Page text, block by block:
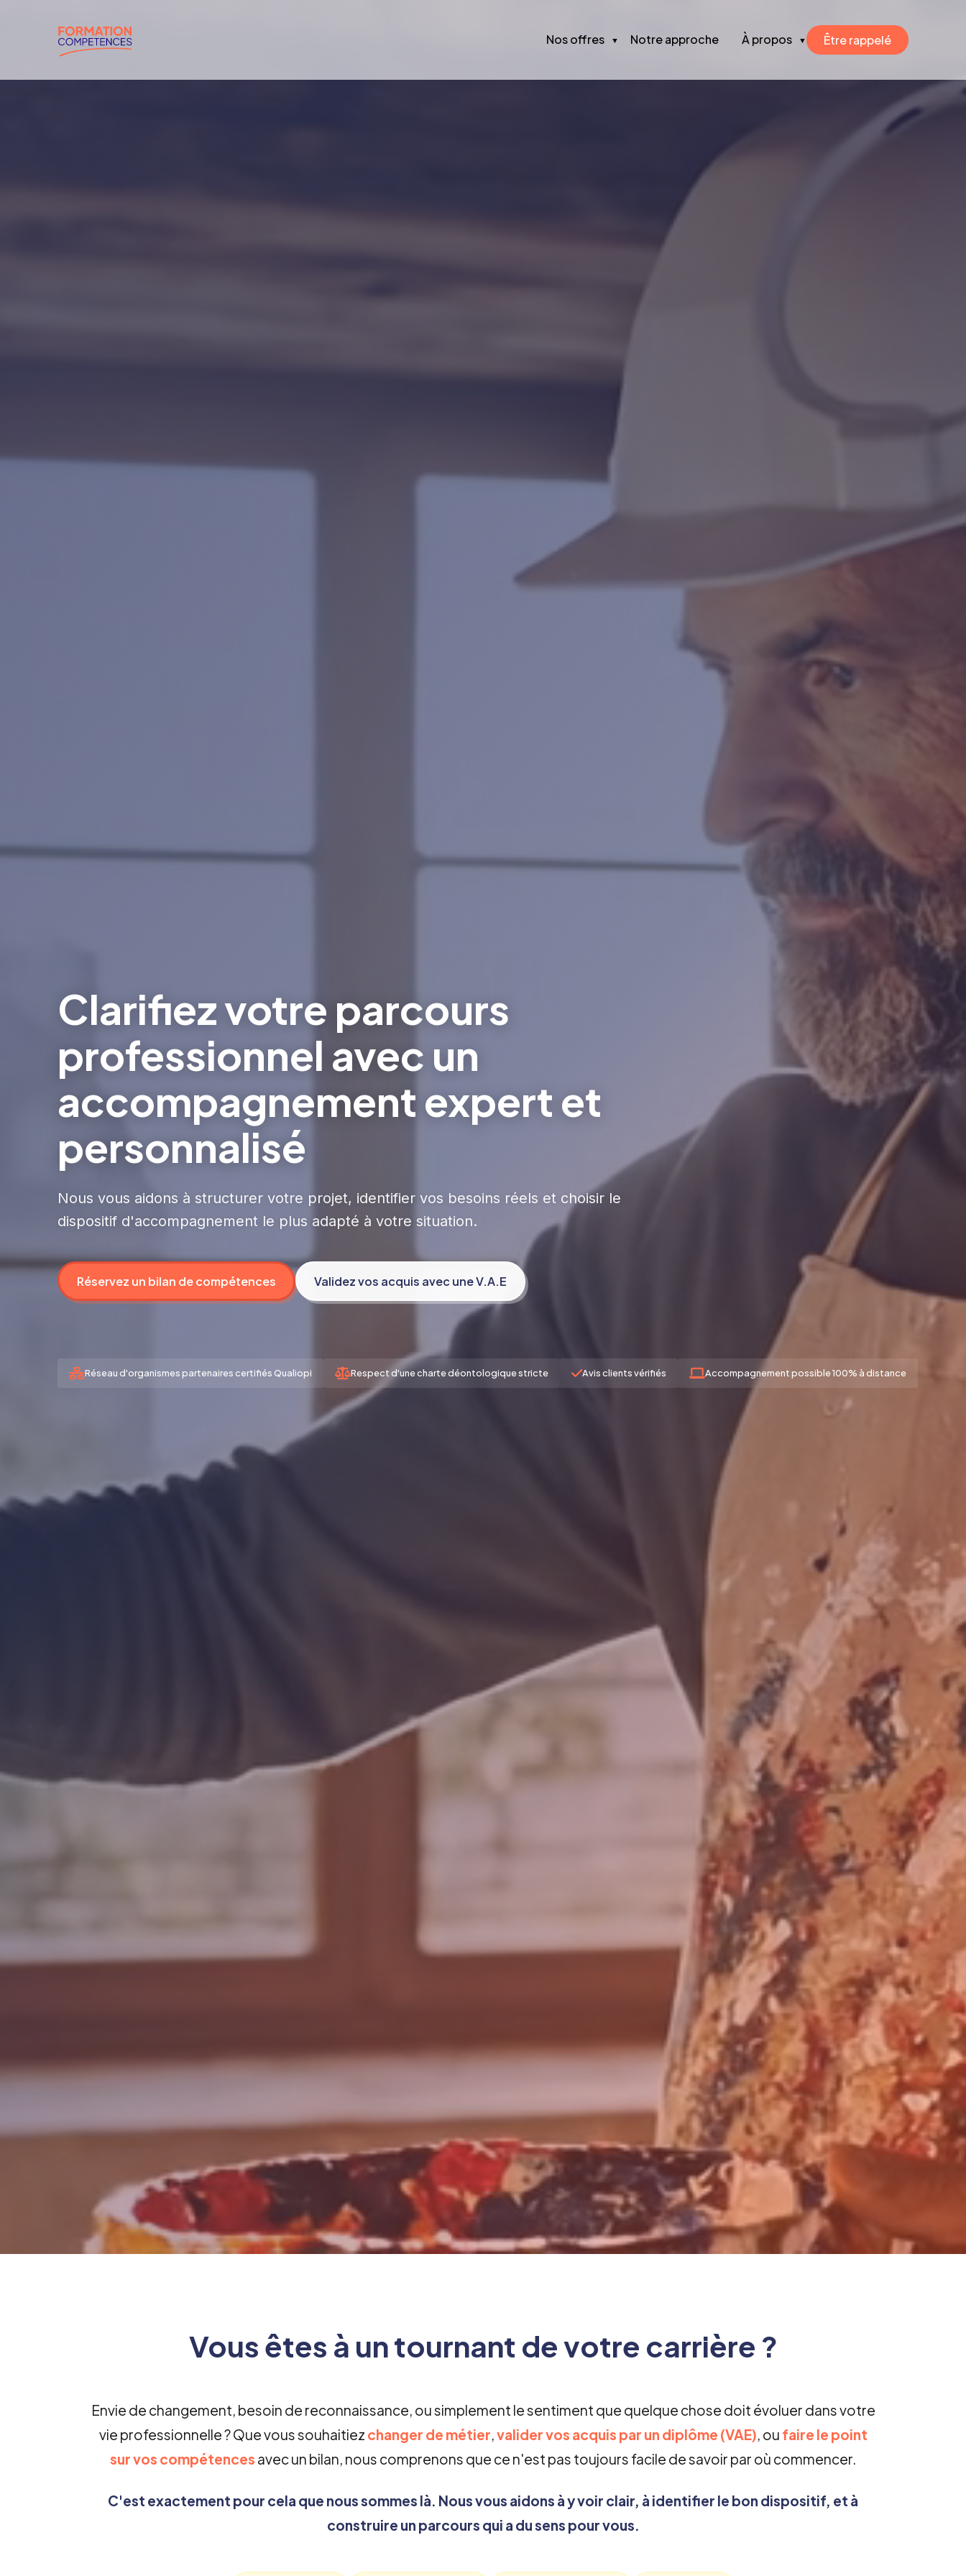
Nos offres Notre approche À propos Être rappelé
Clarifiez votre parcours
professionnel avec un
accompagnement expert et
personnalisé
Nous vous aidons à structurer votre projet, identifier vos besoins réels et choisir le
dispositif d'accompagnement le plus adapté à votre situation.
Réservez un bilan de compétences Validez vos acquis avec une V.A.E
Réseau d'organismes partenaires certifiés Qualiopi Respect d'une charte déontologique stricte Avis clients vérifiés Accompagnement possible 100% à distance
Vous êtes à un tournant de votre carrière ?
Envie de changement, besoin de reconnaissance, ou simplement le sentiment que quelque chose doit évoluer dans votre
vie professionnelle ? Que vous souhaitiez changer de métier,valider vos acquis par un diplôme (VAE), ou faire le point
sur vos compétences avec un bilan, nous comprenons que ce n'est pas toujours facile de savoir par où commencer.
C'est exactement pour cela que nous sommes là. Nous vous aidons à y voir clair, à identifier le bon dispositif, et à
construire un parcours qui a du sens pour vous.